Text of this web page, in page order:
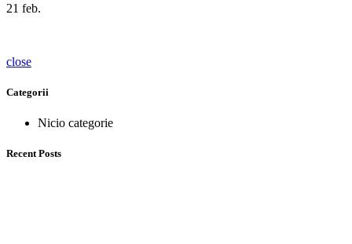
21 feb.
close
Categorii
Nicio categorie
Recent Posts